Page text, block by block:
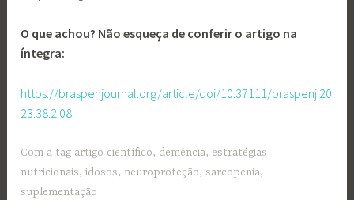
O que achou? Não esqueça de conferir o artigo na
íntegra:
https://braspenjournal.org/article/doi/10.37111/braspenj.20
23.38.2.08
Com a tag artigo científico, demência, estratégias
nutricionais,idosos, neuroproteção,sarcopenia,
suplementação